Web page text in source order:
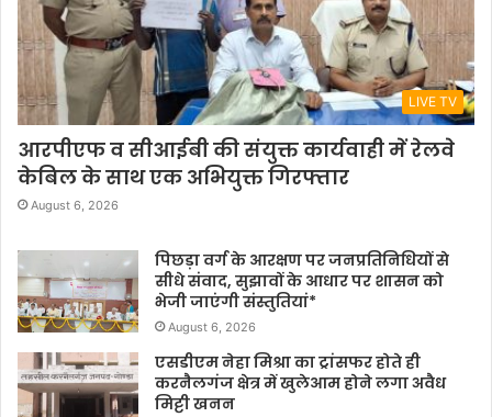
LIVE TV
आरपीएफ व सीआईबी की संयुक्त कार्यवाही में रेलवे
केबिल के साथ एक अभियुक्त गिरफ्तार
August 6, 2026
पिछड़ा वर्ग के आरक्षण पर जनप्रतिनिधियों से
सीधे संवाद, सुझावों के आधार पर शासन को
भेजी जाएंगी संस्तुतियां*
August 6, 2026
एसडीएम नेहा मिश्रा का ट्रांसफर होते ही
करनैलगंज क्षेत्र में खुलेआम होने लगा अवैध
मिट्टी खनन